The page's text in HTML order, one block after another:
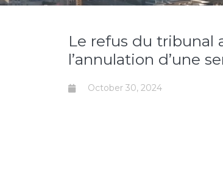
Le refus du tribunal
l’annulation d’une
October 30, 2024